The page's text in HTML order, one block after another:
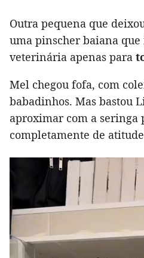
Outra pequena que
uma pinscher baiana
veterinária apenas para
Mel chegou fofa, com
babadinhos. Mas bastou
aproximar com a seringa
completamente de